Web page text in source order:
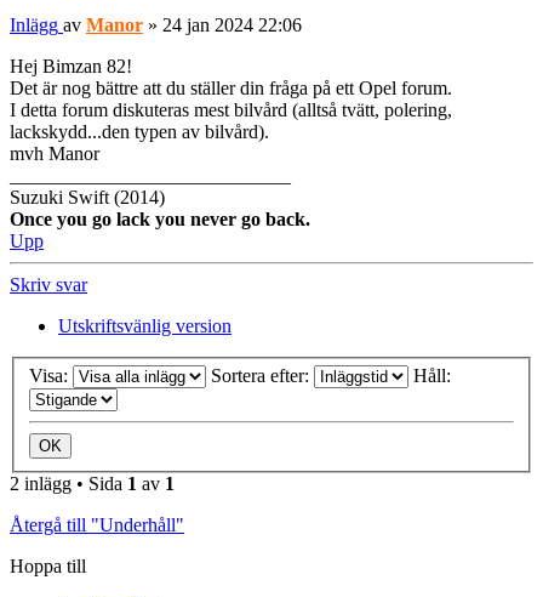
Inlägg av Manor » 24 jan 2024 22:06
Hej Bimzan 82!
Det är nog bättre att du ställer din fråga på ett Opel forum.
I detta forum diskuteras mest bilvård (alltså tvätt, polering,
lackskydd...den typen av bilvård).
mvh Manor
Suzuki Swift (2014)
Once you go lack you never go back.
Upp
Skriv svar
Utskriftsvänlig version
Visa: Sortera efter: Håll:
2 inlägg • Sida 1 av 1
Återgå till "Underhåll"
Hoppa till